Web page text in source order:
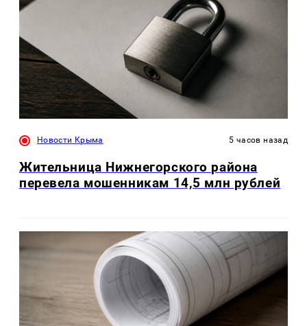
Новости Крыма 5 часов назад
Жительница Нижнегорского района
перевела мошенникам 14,5 млн рублей